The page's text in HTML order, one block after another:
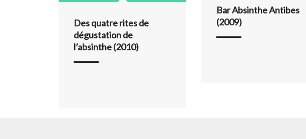
Des quatre rites de
dégustation de
l’absinthe (2010)
Bar Absinthe Antibes
(2009)